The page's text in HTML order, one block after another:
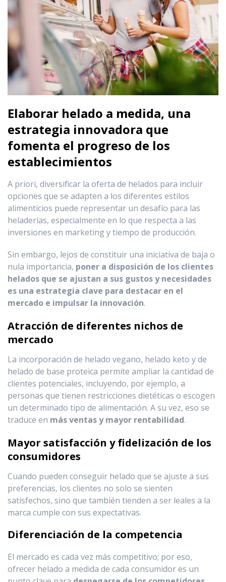
Elaborar helado a medida, una
estrategia innovadora que
fomenta el progreso de los
establecimientos
A priori, diversificar la oferta de helados para incluir
opciones que se adapten a los diferentes estilos
alimenticios puede representar un desafío para las
heladerías, especialmente en lo que respecta a las
inversiones en marketing y tiempo de producción.
Sin embargo, lejos de constituir una iniciativa de baja o
nula importancia, poner a disposición de los clientes
helados que se ajustan a sus gustos y necesidades
es una estrategia clave para destacar en el
mercado e impulsar la innovación.
Atracción de diferentes nichos de
mercado
La incorporación de helado vegano, helado keto y de
helado de base proteica permite ampliar la cantidad de
clientes potenciales, incluyendo, por ejemplo, a
personas que tienen restricciones dietéticas o escogen
un determinado tipo de alimentación. A su vez, eso se
traduce en más ventas y mayor rentabilidad.
Mayor satisfacción y fidelización de los
consumidores
Cuando pueden conseguir helado que se ajuste a sus
preferencias, los clientes no solo se sienten
satisfechos, sino que también tienden a ser leales a la
marca cumple con sus expectativas.
Diferenciación de la competencia
El mercado es cada vez más competitivo; por eso,
ofrecer helado a medida de cada consumidor es un